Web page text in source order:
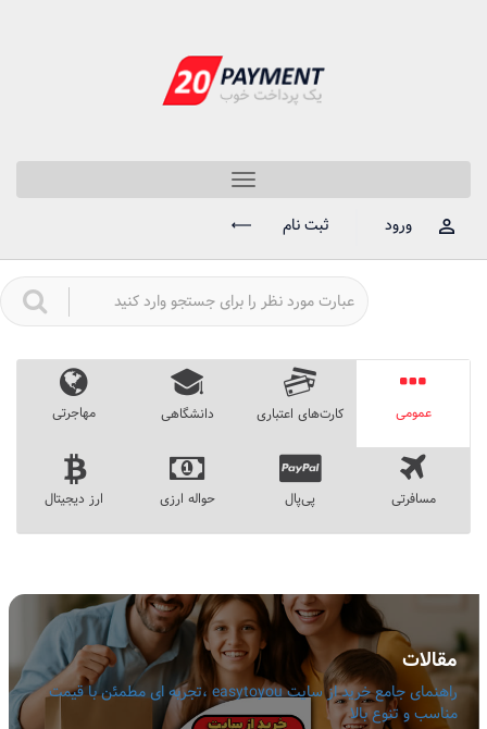
Toggle
navigation
ورود
ثبت نام
عمومی کارت‌های اعتباری دانشگاهی مهاجرتی
مسافرتی پی‌پال حواله ارزی ارز دیجیتال
مقالات
راهنمای جامع خرید از سایت easytoyou ،تجربه ای مطمئن با قیمت
مناسب و تنوع بالا